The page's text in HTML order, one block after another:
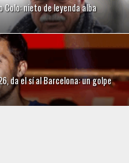
Colo: nieto de leyenda alba
da el sí al Barcelona: un golpe